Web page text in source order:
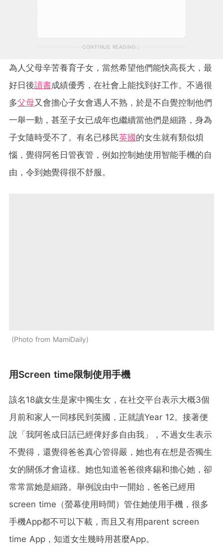
CONTINUE READING
為人父母辛苦養育子女，當然希望他們能快高長大，最
好日後讀書成績優秀，在社會上能找到好工作。不過很
多父母又會擔心子女會遇人不熟，於是不自覺控制他們
一舉一動，甚至子女已成年也繼續當他們是細路，身為
子女隨時受不了。有名已移民英國的女生就有類似煩
惱，覺得阿爸日管夜管，例如控制她使用智能手機的自
由，令到她覺得很不舒服。
Photo from MamiDaily
用Screen time限制使用手機
該名18歲女生是家中獨生女，在社交平台表示大概3個
月前和家人一同移民到英國，正就讀Year 12。接著便
說「我阿爸成日話已經俾好多自由我」，不過女生表示
不覺得，還覺得爸爸真心管得嚴，她也有在想是否獨生
女的關係才會這樣。她也知道爸爸很疼錫和擔心她，卻
常常當她是細路。舉例說由中一開始，爸爸已經用
screen time（螢幕使用時間）管住她使用手機，很多
手機App都不可以下載，而且又有用parent screen
time App，知道女生幾時用甚麼App。